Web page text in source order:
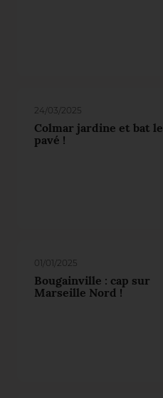
24/03/2025
Colmar jardine et bat le
pavé !
01/01/2025
Bougainville : cap sur
Marseille Nord !